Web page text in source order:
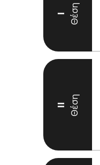
I Θέση
II Θέση